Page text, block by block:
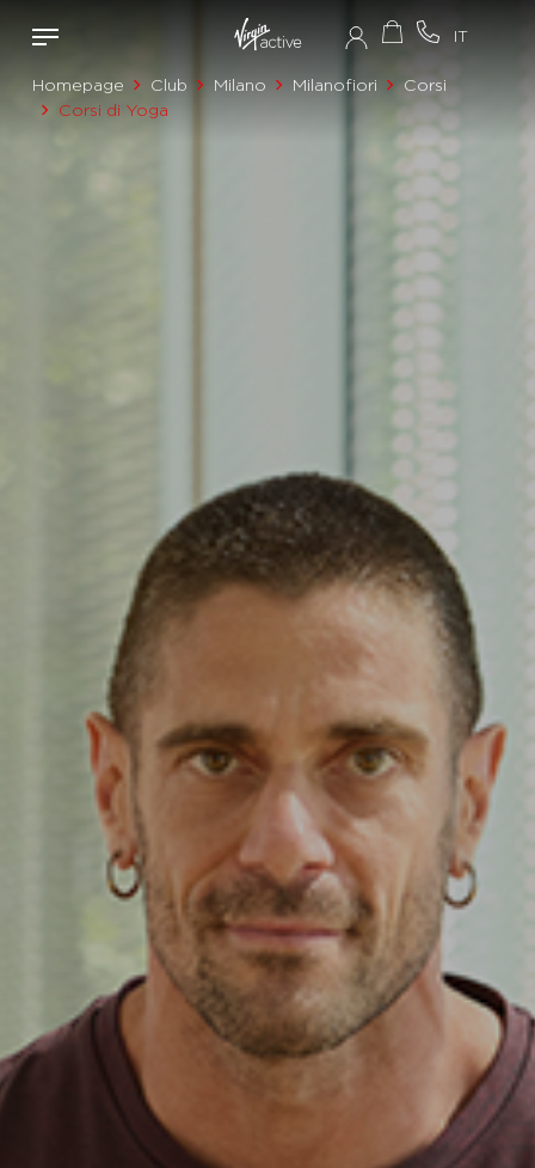
Homepage Club Milano Milanofiori
Corsi
Corsi di Yoga